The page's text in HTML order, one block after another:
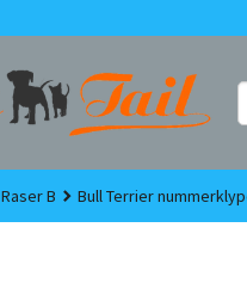
Raser B Bull Terrier